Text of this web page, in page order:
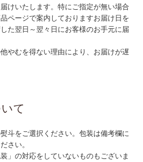
けいたします。特にご指定が無い場合
ページで案内しておりますお届け日を
た翌日～翌々日にお客様のお手元に届
やむを得ない理由により、お届けが遅
て
斗をご選択ください。包装は備考欄に
さい。
」の対応をしていないものもございま